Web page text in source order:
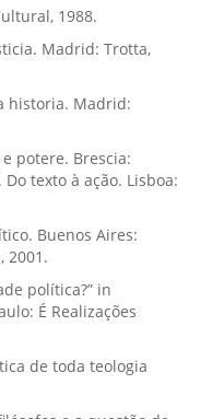
1988.
Madrid: Trotta,
historia. Madrid:
e potere. Brescia:
Do texto à ação. Lisboa:
Buenos Aires:
2001.
política?” in
É Realizações
de toda teologia